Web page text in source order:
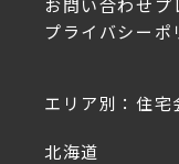
お問い合わせ プ
プライバシーポ
エリア別：住宅
北海道